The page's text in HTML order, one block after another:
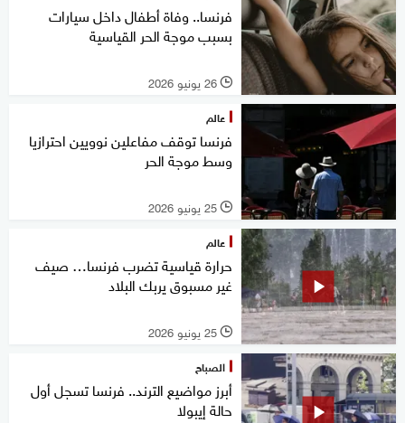
فرنسا.. وفاة أطفال داخل سيارات
بسبب موجة الحر القياسية
l 26 يونيو 2026
عالم
فرنسا توقف مفاعلين نوويين احترازيا
وسط موجة الحر
l 25 يونيو 2026
عالم
حرارة قياسية تضرب فرنسا… صيف
غير مسبوق يربك البلاد
l 25 يونيو 2026
الصباح
أبرز مواضيع الترند.. فرنسا تسجل أول
حالة إيبولا